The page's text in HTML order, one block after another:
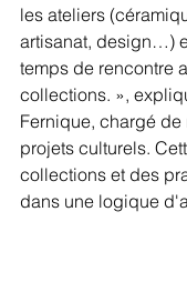
les ateliers
artisanat, design…)
temps de rencontre
collections. »,
Fernique, chargé
projets culturels.
collections et des
dans une logique